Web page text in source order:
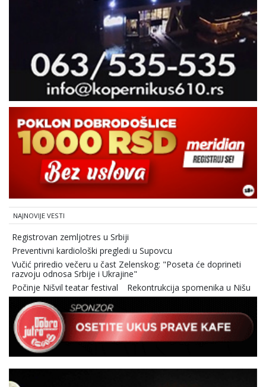
NAJNOVIJE VESTI
Registrovan zemljotres u Srbiji
Preventivni kardiološki pregledi u Supovcu
Vučić priredio večeru u čast Zelenskog: "Poseta će doprineti
razvoju odnosa Srbije i Ukrajine"
Počinje Nišvil teatar festival
Rekontrukcija spomenika u Nišu